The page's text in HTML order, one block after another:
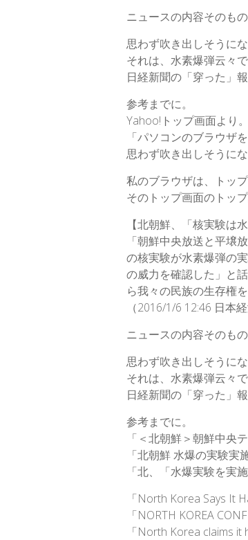
ニュースの内容そのも
思わず吹き出しそうにな
それは、水素爆弾云々で
日経新聞の「穿った」
参考までに。
Yahoo!トップ画面より。
「パソコンのブラウザ
思わず吹き出しそうにな
私のブラウザは、トッ
そのトップ画面のトッ
【北朝鮮、「核実験は
「朝鮮中央放送と平壌
の核実験が水素爆弾の
の威力を確認した」と
ら我々の民族の生存権
（2016/1/6 12:46 日本
ニュースの内容そのも
思わず吹き出しそうにな
それは、水素爆弾云々で
日経新聞の「穿った」
参考までに。
「＜北朝鮮＞朝鮮中央
「北朝鮮 水爆の実験実
「北、「水爆実験を実
「North Korea Says It
「NORTH KOREA
「North Korea claims